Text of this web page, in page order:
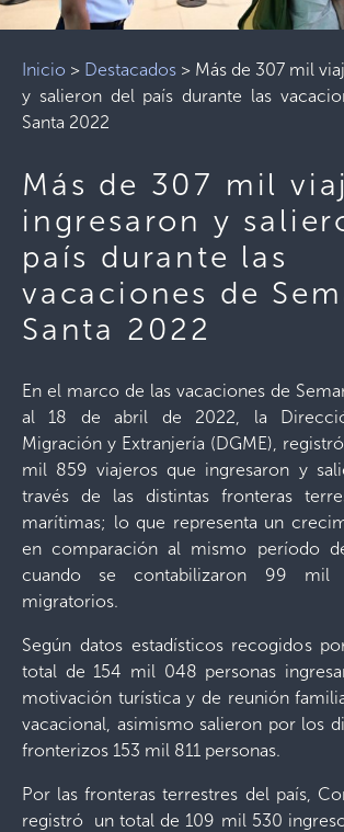
Inicio > Destacados > Más de 307 mil
y salieron del país durante las
Santa 2022
Más de 307 mil
ingresaron y
país durante las
vacaciones de
Santa 2022
En el marco de las vacaciones de
al 18 de abril de 2022, la
Migración y Extranjería (DGME),
mil 859 viajeros que ingresaron y
través de las distintas fronteras
marítimas; lo que representa un
en comparación al mismo período
cuando se contabilizaron 99 mil
migratorios.
Según datos estadísticos recogidos
total de 154 mil 048 personas
motivación turística y de reunión
vacacional, asimismo salieron por los
fronterizos 153 mil 811 personas.
Por las fronteras terrestres del país,
registró un total de 109 mil 530